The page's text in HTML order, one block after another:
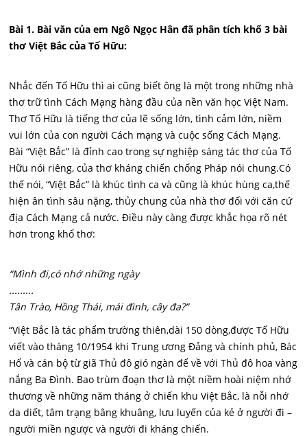
Bài 1. Bài văn của em Ngô Ngọc Hân đã phân tích khổ 3 bài
thơ Việt Bắc của Tố Hữu:
Nhắc đến Tố Hữu thì ai cũng biết ông là một trong những nhà
thơ trữ tình Cách Mạng hàng đầu của nền văn học Việt Nam.
Thơ Tố Hữu là tiếng thơ của lẽ sống lớn, tình cảm lớn, niềm
vui lớn của con người Cách mạng và cuộc sống Cách Mạng.
Bài “Việt Bắc” là đỉnh cao trong sự nghiệp sáng tác thơ của Tố
Hữu nói riêng, của thơ kháng chiến chống Pháp nói chung.Có
thế nói, “Việt Bắc” là khúc tình ca và cũng là khúc hùng ca,thế
hiện ân tình sâu nặng, thủy chung của nhà thơ đối với căn cứ
địa Cách Mạng cả nước. Điều này càng được khắc họa rõ nét
hơn trong khổ thơ:
“Mình đi,có nhớ những ngày
.........
Tân Trào, Hồng Thái, mái đình, cây đa?”
“Việt Bắc là tác phẩm trường thiên,dài 150 dòng,được Tố Hữu
viết vào tháng 10/1954 khi Trung ương Đảng và chính phủ, Bác
Hổ và cán bộ từ giã Thủ đô gió ngàn để về với Thủ đô hoa vàng
nắng Ba Đình. Bao trùm đoạn thơ là một niềm hoài niệm nhớ
thương về những năm tháng ở chiến khu Việt Bắc, là nỗi nhớ
da diết, tâm trạng bâng khuâng, lưu luyến của kẻ ở người đi –
người miền ngược và người đi kháng chiến.